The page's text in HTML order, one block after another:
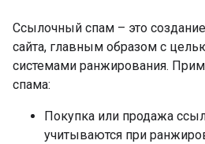
Ссылочный спам – это
сайта, главным образом с
системами ранжирования.
спама:
Покупка или продажа
учитываются при